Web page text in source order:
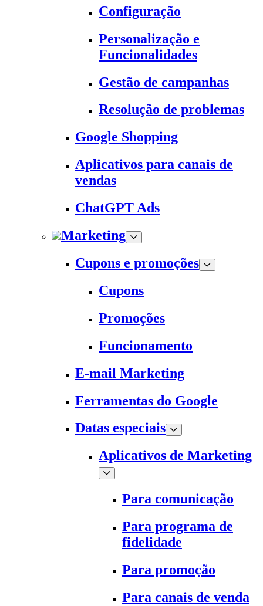
Configuração
Personalização e
Funcionalidades
Gestão de campanhas
Resolução de problemas
Google Shopping
Aplicativos para canais de
vendas
ChatGPT Ads
Marketing
Cupons e promoções
Cupons
Promoções
Funcionamento
E-mail Marketing
Ferramentas do Google
Datas especiais
Aplicativos de Marketing
Para comunicação
Para programa de
fidelidade
Para promoção
Para canais de venda